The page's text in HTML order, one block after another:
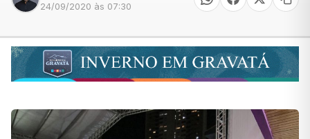
24/09/2020 às 07:30